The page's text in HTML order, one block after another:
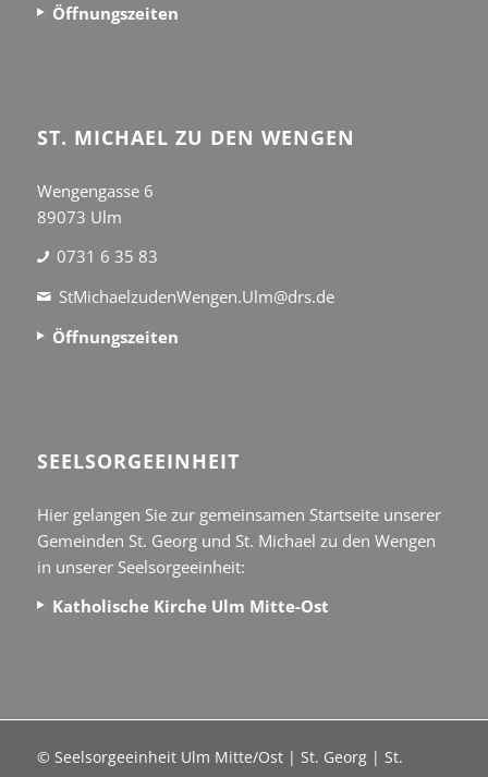
Öffnungszeiten
ST. MICHAEL ZU DEN WENGEN
Wengengasse 6
89073 Ulm
0731 6 35 83
StMichaelzudenWengen.Ulm@drs.de
Öffnungszeiten
SEEL­SORGE­EINHEIT
Hier gelangen Sie zur gemeinsamen Startseite unserer
Gemeinden St. Georg und St. Michael zu den Wengen
in unserer Seelsorgeeinheit:
Katholische Kirche Ulm Mitte-Ost
© Seelsorgeeinheit Ulm Mitte/Ost | St. Georg | St.